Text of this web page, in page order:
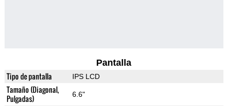
Pantalla
Tipo de pantalla IPS LCD
Tamaño (Diagonal,
Pulgadas)
6.6"